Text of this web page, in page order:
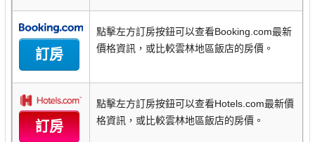
幫助
帳號
訂房
點擊左方訂房按鈕可以查看Booking.com最新
價格資訊，或比較雲林地區飯店的房價。
訂房
點擊左方訂房按鈕可以查看Hotels.com最新價
格資訊，或比較雲林地區飯店的房價。